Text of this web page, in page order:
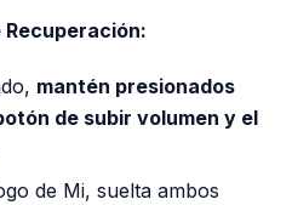
mantén presionados
de subir volumen y el
de Mi, suelta ambos